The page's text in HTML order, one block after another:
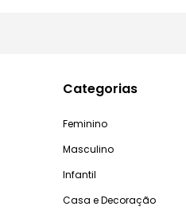
Categorias
Feminino
Masculino
Infantil
Casa e Decoração